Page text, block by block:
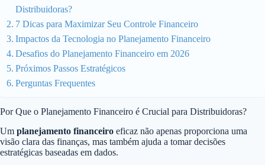
Distribuidoras?
7 Dicas para Maximizar Seu Controle Financeiro
Impactos da Tecnologia no Planejamento Financeiro
Desafios do Planejamento Financeiro em 2026
Próximos Passos Estratégicos
Perguntas Frequentes
Por Que o Planejamento Financeiro é Crucial para Distribuidoras?
Um planejamento financeiro eficaz não apenas proporciona uma
visão clara das finanças, mas também ajuda a tomar decisões
estratégicas baseadas em dados.